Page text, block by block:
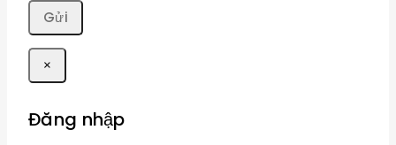
×
Đăng nhập